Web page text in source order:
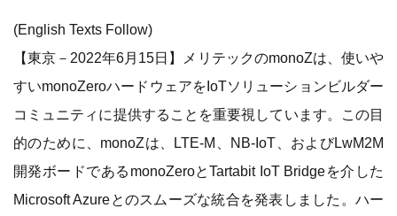
(English Texts Follow)
【東京－2022年6月15日】メリテックのmonoZは、使いや
すいmonoZeroハードウェアをIoTソリューションビルダー
コミュニティに提供することを重要視しています。この目
的のために、monoZは、LTE-M、NB-IoT、およびLwM2M
開発ボードであるmonoZeroとTartabit IoT Bridgeを介した
Microsoft Azureとのスムーズな統合を発表しました。ハー